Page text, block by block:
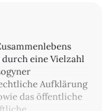
eine Vielzahl
Aufklärung
das öffentliche